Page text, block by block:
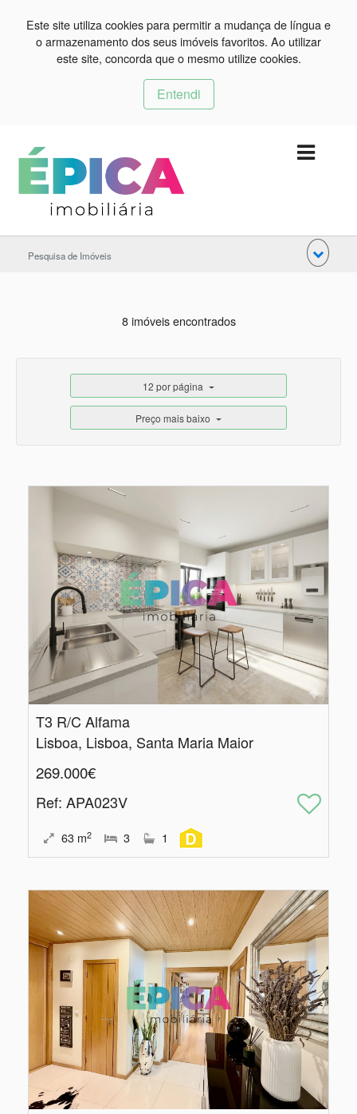
Este site utiliza cookies para permitir a mudança de língua e
o armazenamento dos seus imóveis favoritos. Ao utilizar
este site, concorda que o mesmo utilize cookies.
Entendi
Pesquisa de Imóveis
8 imóveis encontrados
12 por página
Preço mais baixo
T3 R/C Alfama
Lisboa, Lisboa, Santa Maria Maior
269.000€
Ref: APA023V
63 m2 3 1